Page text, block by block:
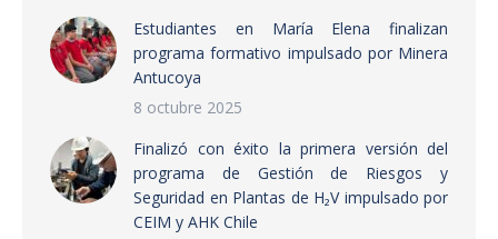
Estudiantes en María Elena finalizan
programa formativo impulsado por Minera
Antucoya
8 octubre 2025
Finalizó con éxito la primera versión del
programa de Gestión de Riesgos y
Seguridad en Plantas de H₂V impulsado por
CEIM y AHK Chile